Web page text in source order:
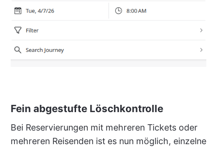
Fein abgestufte Löschkontrolle
Bei Reservierungen mit mehreren Tickets oder
mehreren Reisenden ist es nun möglich, einzelne